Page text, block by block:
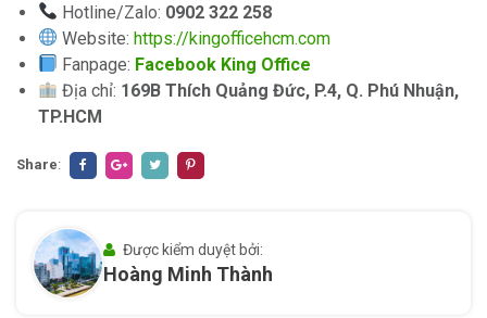
Hotline/Zalo: 0902 322 258
Website:https://kingofficehcm.com
Fanpage: Facebook King Office
Địa chỉ: 169B Thích Quảng Đức, P.4, Q. Phú Nhuận,
TP.HCM
Share:
Được kiểm duyệt bởi:
Hoàng Minh Thành